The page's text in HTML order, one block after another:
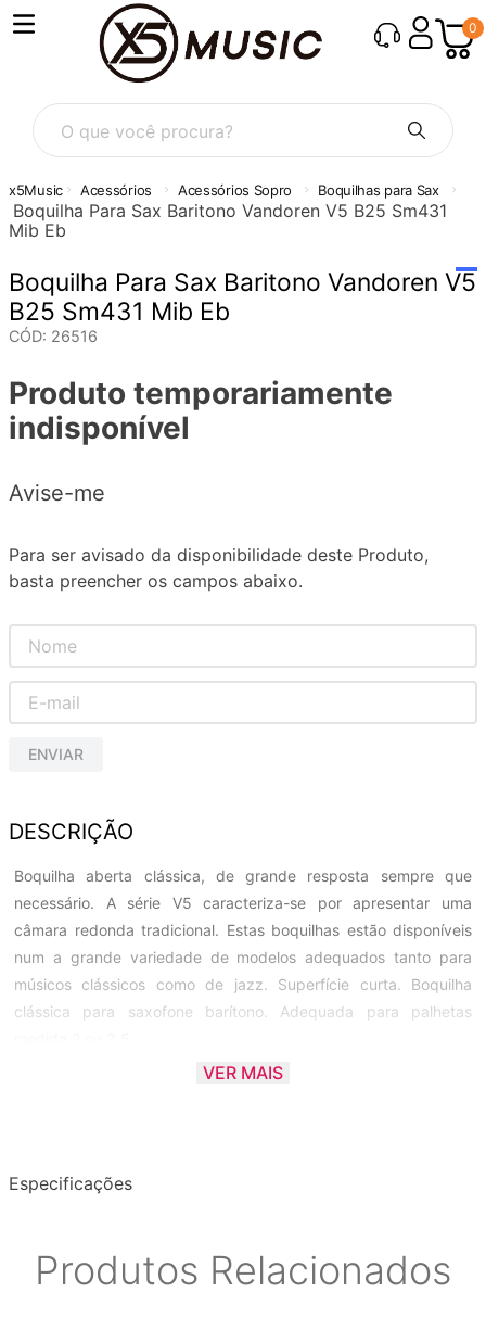
0
O que você procura?
Acessórios Acessórios Sopro Boquilhas para Sax
Boquilha Para Sax Baritono Vandoren V5 B25 Sm431
Mib Eb
Boquilha Para Sax Baritono Vandoren V5
B25 Sm431 Mib Eb
CÓD: 26516
Produto temporariamente
indisponível
Avise-me
Para ser avisado da disponibilidade deste Produto,
basta preencher os campos abaixo.
ENVIAR
DESCRIÇÃO
Boquilha aberta clássica, de grande resposta sempre que
necessário. A série V5 caracteriza-se por apresentar uma
câmara redonda tradicional. Estas boquilhas estão disponíveis
num a grande variedade de modelos adequados tanto para
músicos clássicos como de jazz. Superfície curta. Boquilha
clássica para saxofone barítono. Adequada para palhetas
VER MAIS
Especificações
Produtos Relacionados